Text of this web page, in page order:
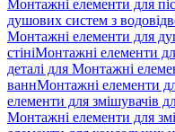
Монтажні елементи для
душових систем з
Монтажні елементи для
стініМонтажні елементи
деталі для Монтажні
ваннМонтажні елементи
елементи для змішувачів
Монтажні елементи для